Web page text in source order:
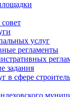
услуг
регламенты
задания
в сфере